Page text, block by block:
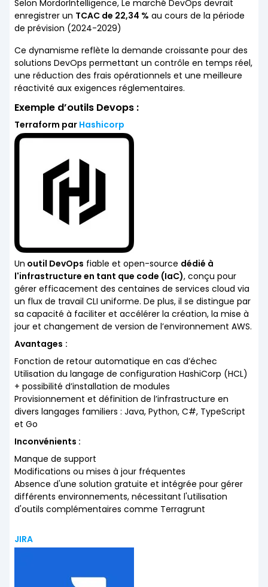
Selon MordorIntelligence, Le marché DevOps devrait
enregistrer un TCAC de 22,34 % au cours de la période
de prévision (2024-2029)
Ce dynamisme reflète la demande croissante pour des
solutions DevOps permettant un contrôle en temps réel,
une réduction des frais opérationnels et une meilleure
réactivité aux exigences réglementaires.
Exemple d’outils Devops :
Terraform par Hashicorp
Un outil DevOps fiable et open-source dédié à
l'infrastructure en tant que code (IaC), conçu pour
gérer efficacement des centaines de services cloud via
un flux de travail CLI uniforme. De plus, il se distingue par
sa capacité à faciliter et accélérer la création, la mise à
jour et changement de version de l’environnement AWS.
Avantages :
Fonction de retour automatique en cas d’échec
Utilisation du langage de configuration HashiCorp (HCL)
+ possibilité d’installation de modules
Provisionnement et définition de l’infrastructure en
divers langages familiers : Java, Python, C#, TypeScript
et Go
Inconvénients :
Manque de support
Modifications ou mises à jour fréquentes
Absence d'une solution gratuite et intégrée pour gérer
différents environnements, nécessitant l'utilisation
d'outils complémentaires comme Terragrunt
JIRA